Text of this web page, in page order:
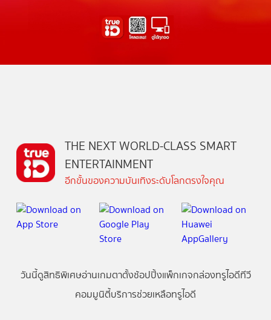
THE NEXT WORLD-CLASS SMART
ENTERTAINMENT
อีกขั้นของความบันเทิงระดับโลกตรงใจคุณ
วันนี้ดูสิทธิพิเศษอ่านเกมตาตั้งช้อปปิ้งแพ็กเกจกล่องทรูไอดีทีวี
คอมมูนิตี้บริการช่วยเหลือทรูไอดี